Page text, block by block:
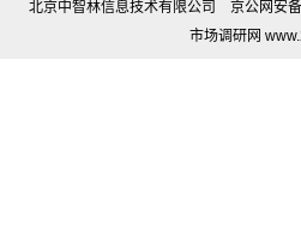
北京中智林信息技术有限公司 京公网安
市场调研网